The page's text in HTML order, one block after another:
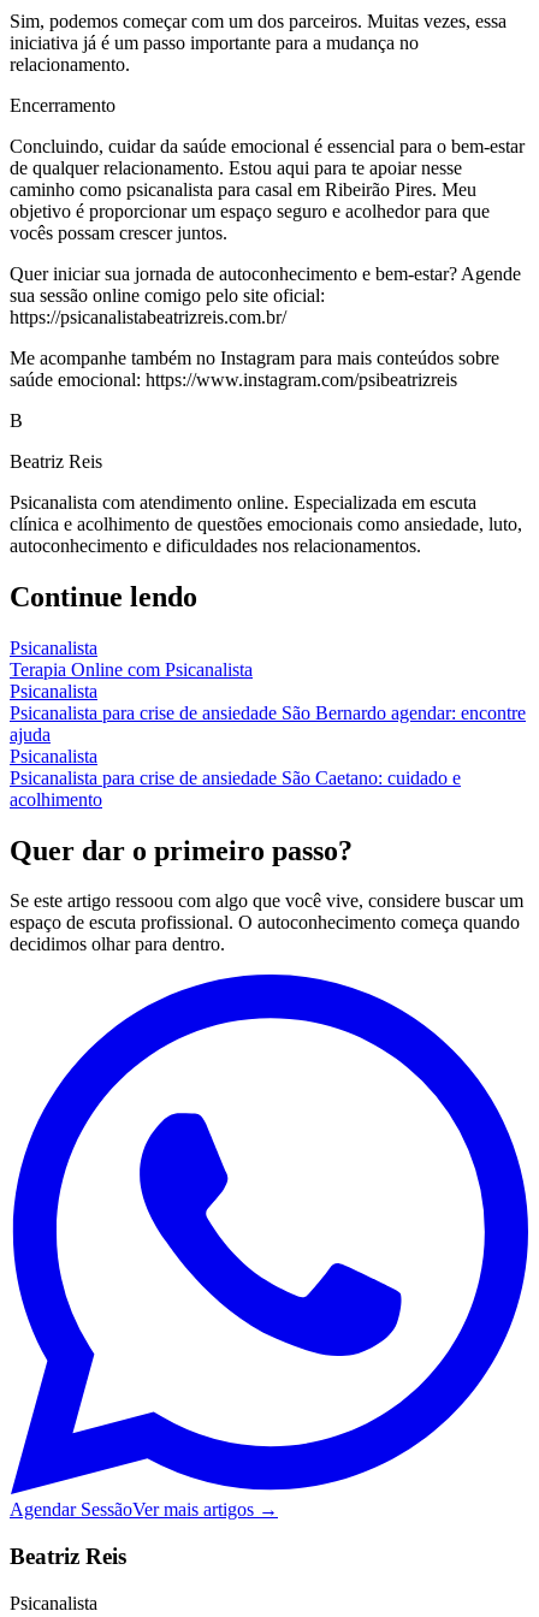
Sim, podemos começar com um dos parceiros. Muitas vezes, essa
iniciativa já é um passo importante para a mudança no
relacionamento.
Encerramento
Concluindo, cuidar da saúde emocional é essencial para o bem-estar
de qualquer relacionamento. Estou aqui para te apoiar nesse
caminho como psicanalista para casal em Ribeirão Pires. Meu
objetivo é proporcionar um espaço seguro e acolhedor para que
vocês possam crescer juntos.
Quer iniciar sua jornada de autoconhecimento e bem-estar? Agende
sua sessão online comigo pelo site oficial:
https://psicanalistabeatrizreis.com.br/
Me acompanhe também no Instagram para mais conteúdos sobre
saúde emocional: https://www.instagram.com/psibeatrizreis
B
Beatriz Reis
Psicanalista com atendimento online. Especializada em escuta
clínica e acolhimento de questões emocionais como ansiedade, luto,
autoconhecimento e dificuldades nos relacionamentos.
Continue lendo
Psicanalista
Terapia Online com Psicanalista
Psicanalista
Psicanalista para crise de ansiedade São Bernardo agendar: encontre
ajuda
Psicanalista
Psicanalista para crise de ansiedade São Caetano: cuidado e
acolhimento
Quer dar o primeiro passo?
Se este artigo ressoou com algo que você vive, considere buscar um
espaço de escuta profissional. O autoconhecimento começa quando
decidimos olhar para dentro.
Agendar SessãoVer mais artigos →
Beatriz Reis
Psicanalista